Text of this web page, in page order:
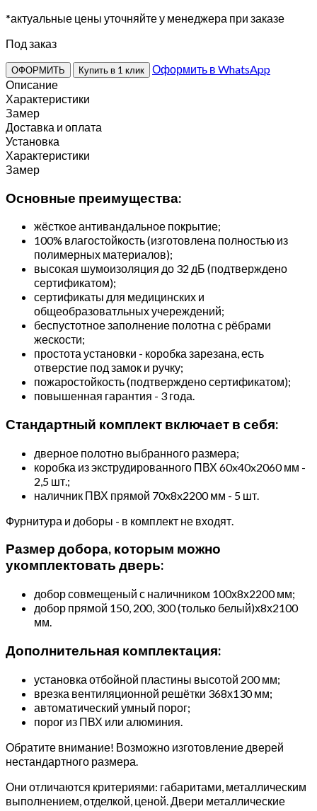
*актуальные цены уточняйте у менеджера при заказе
Под заказ
ОФОРМИТЬ Купить в 1 клик
Оформить в WhatsApp
Описание
Характеристики
Замер
Доставка и оплата
Установка
Характеристики
Замер
Основные преимущества:
жёсткое антивандальное покрытие;
100% влагостойкость (изготовлена полностью из
полимерных материалов);
высокая шумоизоляция до 32 дБ (подтверждено
сертификатом);
сертификаты для медицинских и
общеобразоватльных учереждений;
беспустотное заполнение полотна с рёбрами
жескости;
простота установки - коробка зарезана, есть
отверстие под замок и ручку;
пожаростойкость (подтверждено сертификатом);
повышенная гарантия - 3 года.
Стандартный комплект включает в себя:
дверное полотно выбранного размера;
коробка из экструдированного ПВХ 60x40x2060 мм -
2,5 шт.;
наличник ПВХ прямой 70x8x2200 мм - 5 шт.
Фурнитура и доборы - в комплект не входят.
Размер добора, которым можно
укомплектовать дверь:
добор совмещеный с наличником 100х8х2200 мм;
добор прямой 150, 200, 300 (только белый)х8х2100
мм.
Дополнительная комплектация:
установка отбойной пластины высотой 200 мм;
врезка вентиляционной решётки 368х130 мм;
автоматический умный порог;
порог из ПВХ или алюминия.
Обратите внимание! Возможно изготовление дверей
нестандартного размера.
Они отличаются критериями: габаритами, металлическим
выполнением, отделкой, ценой. Двери металлические